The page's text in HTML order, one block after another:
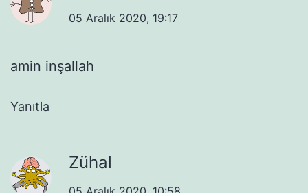
05 Aralık 2020, 19:17
amin inşallah
Yanıtla
Zühal